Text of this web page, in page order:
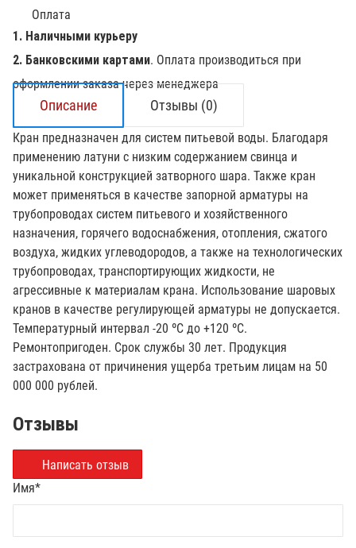
Оплата
1. Наличными курьеру
2. Банковскими картами. Оплата производиться при
оформлении заказа через менеджера
Описание Отзывы (0)
Кран предназначен для систем питьевой воды. Благодаря
применению латуни с низким содержанием свинца и
уникальной конструкцией затворного шара. Также кран
может применяться в качестве запорной арматуры на
трубопроводах систем питьевого и хозяйственного
назначения, горячего водоснабжения, отопления, сжатого
воздуха, жидких углеводородов, а также на технологических
трубопроводах, транспортирующих жидкости, не
агрессивные к материалам крана. Использование шаровых
кранов в качестве регулирующей арматуры не допускается.
Температурный интервал -20 ºС до +120 ºС.
Ремонтопригоден. Срок службы 30 лет. Продукция
застрахована от причинения ущерба третьим лицам на 50
000 000 рублей.
Отзывы
Написать отзыв
Имя*